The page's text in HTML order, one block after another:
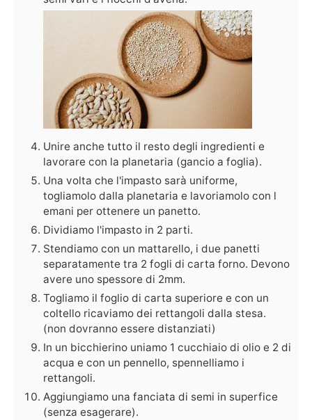
Unire anche tutto il resto degli ingredienti e
lavorare con la planetaria (gancio a foglia).
Una volta che l'impasto sarà uniforme,
togliamolo dalla planetaria e lavoriamolo con l
emani per ottenere un panetto.
Dividiamo l'impasto in 2 parti.
Stendiamo con un mattarello, i due panetti
separatamente tra 2 fogli di carta forno. Devono
avere uno spessore di 2mm.
Togliamo il foglio di carta superiore e con un
coltello ricaviamo dei rettangoli dalla stesa.
(non dovranno essere distanziati)
In un bicchierino uniamo 1 cucchiaio di olio e 2 di
acqua e con un pennello, spennelliamo i
rettangoli.
Aggiungiamo una fanciata di semi in superfice
(senza esagerare).